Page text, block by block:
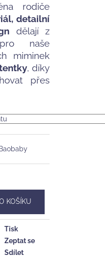
rodiče
detailní
dělají z
naše
miminek
, díky
přes
KOŠÍKU
Tisk
Zeptat se
Sdílet